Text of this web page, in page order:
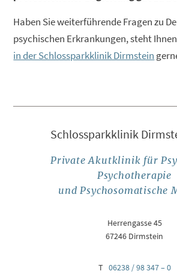
Haben Sie weiterführende Fragen zu
psychischen Erkrankungen, steht
in der Schlossparkklinik Dirmstein
Schlossparkklinik
Private Akutklinik für
Psychotherapie
und Psychosomatische
Herrengasse 45
67246 Dirmstein
T 06238 / 98 347 – 0